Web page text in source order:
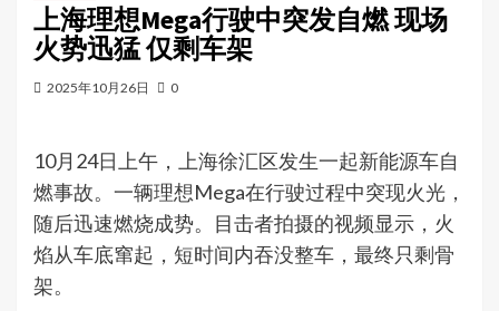
上海理想Mega行驶中突发自燃 现场
火势迅猛 仅剩车架
2025年10月26日 0
10月24日上午，上海徐汇区发生一起新能源车自
燃事故。一辆理想Mega在行驶过程中突现火光，
随后迅速燃烧成势。目击者拍摄的视频显示，火
焰从车底窜起，短时间内吞没整车，最终只剩骨
架。